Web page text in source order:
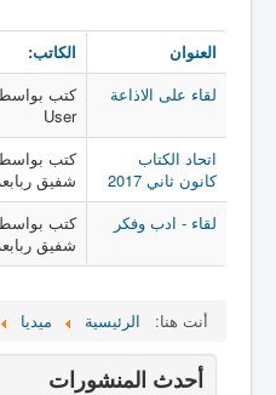
العنوان الكاتب:
لقاء على الاذاعة
User
اتحاد الكتاب
كانون ثاني 2017
كتب
شفيق
لقاء - ادب وفكر
كتب
شفيق
أنت هنا: الرئيسية ميديا
أحدث المنشورات